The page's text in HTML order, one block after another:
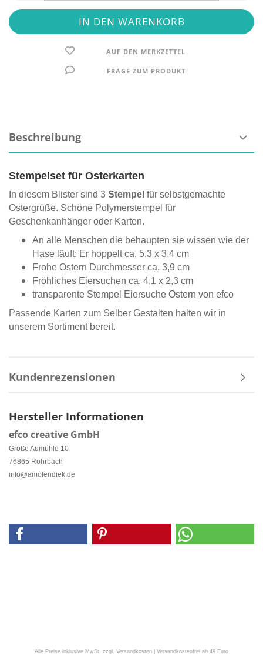
AUF DEN MERKZETTEL
FRAGE ZUM PRODUKT
Beschreibung
Stempelset für Osterkarten
In diesem Blister sind 3 Stempel für selbstgemachte
Ostergrüße. Schöne Polymerstempel für
Geschenkanhänger oder Karten.
An alle Menschen die behaupten sie wissen wie der
Hase läuft: Er hoppelt ca. 5,3 x 3,4 cm
Frohe Ostern Durchmesser ca. 3,9 cm
Fröhliches Eiersuchen ca. 4,1 x 2,3 cm
transparente Stempel Eiersuche Ostern von efco
Passende Karten zum Selber Gestalten halten wir in
unserem Sortiment bereit.
Kundenrezensionen
Hersteller Informationen
efco creative GmbH
Große Aumühle 10
76865 Rohrbach
info@amolendiek.de
Alle Preise inklusive MwSt. zzgl. Versandkosten | Versandkostenfrei ab 49 Euro